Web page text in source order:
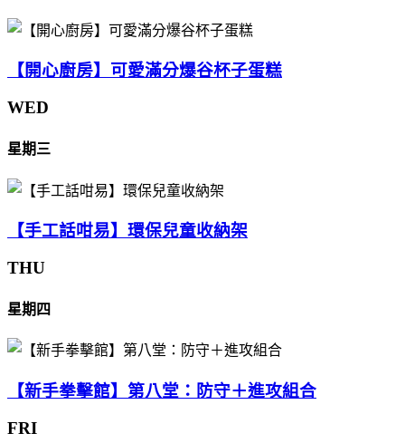
【開心廚房】可愛滿分爆谷杯子蛋糕
WED
星期三
【手工話咁易】環保兒童收納架
THU
星期四
【新手拳擊館】第八堂：防守＋進攻組合
FRI